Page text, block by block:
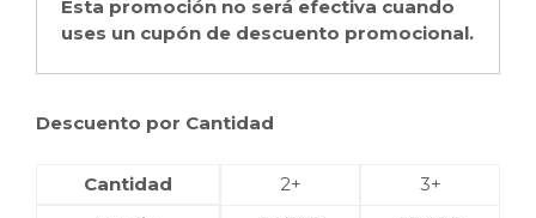
Esta promoción no será efectiva cuando
uses un cupón de descuento promocional.
Descuento por Cantidad
Cantidad 2+
3+